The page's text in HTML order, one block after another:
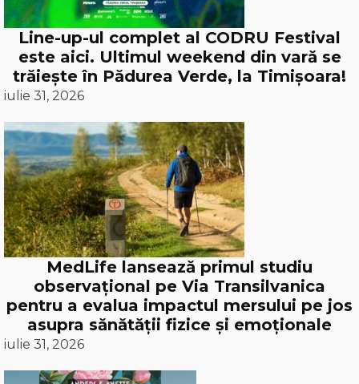
Line-up-ul complet al CODRU Festival
este aici. Ultimul weekend din vară se
trăiește în Pădurea Verde, la Timișoara!
iulie 31, 2026
MedLife lansează primul studiu
observațional pe Via Transilvanica
pentru a evalua impactul mersului pe jos
asupra sănătății fizice și emoționale
iulie 31, 2026